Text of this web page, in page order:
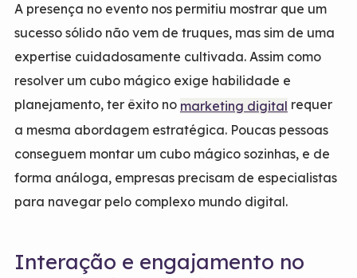
A presença no evento nos permitiu mostrar que um
sucesso sólido não vem de truques, mas sim de uma
expertise cuidadosamente cultivada. Assim como
resolver um cubo mágico exige habilidade e
planejamento, ter êxito no marketing digital requer
a mesma abordagem estratégica. Poucas pessoas
conseguem montar um cubo mágico sozinhas, e de
forma análoga, empresas precisam de especialistas
para navegar pelo complexo mundo digital.
Interação e engajamento no